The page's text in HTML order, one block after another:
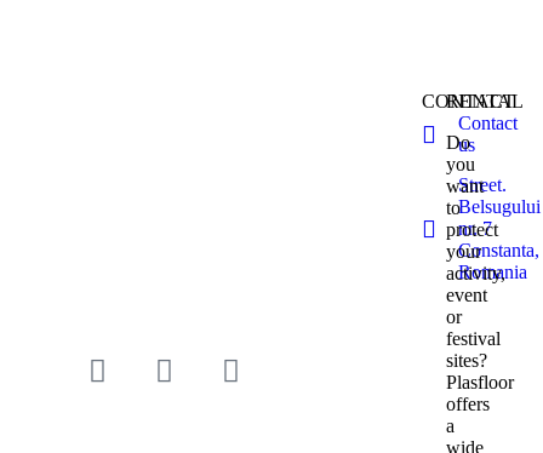
CONTACT
Contact
us
Street.
Belsugului
nr. 7
Constanta,
Romania
RENTAL
Do
you
want
to
protect
your
activity,
event
or
festival
sites?
Plasfloor
offers
a
wide